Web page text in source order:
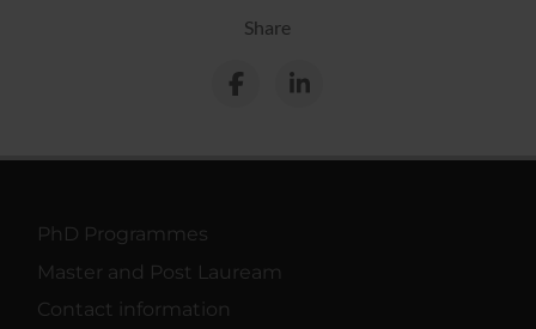
Share
PhD Programmes
Master and Post Lauream
Contact information